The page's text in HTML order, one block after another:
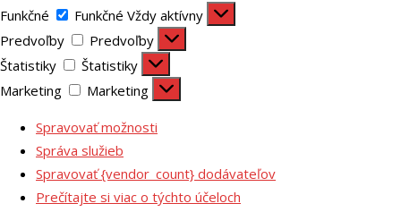
Funkčné
Funkčné Vždy aktívny
Predvoľby
Predvoľby
Štatistiky
Štatistiky
Marketing
Marketing
Spravovať možnosti
Správa služieb
Spravovať {vendor_count} dodávateľov
Prečítajte si viac o týchto účeloch